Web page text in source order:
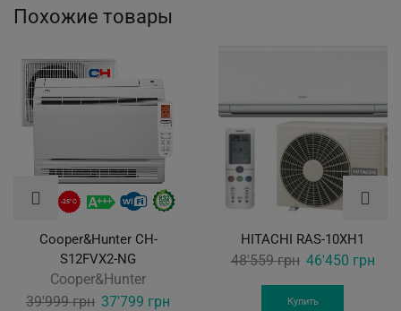
Похожие товары
Cooper&Hunter CH-
S12FVX2-NG
Cooper&Hunter
39'999грн Original
37'799 грн
HITACHI RAS-10XH1
48'559грн Original
price
was:
46'450 грн
Купить